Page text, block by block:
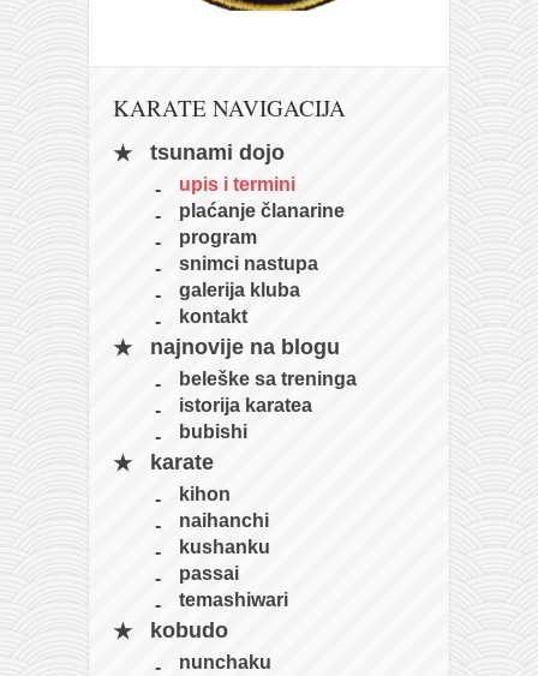
KARATE NAVIGACIJA
tsunami dojo
upis i termini
plaćanje članarine
program
snimci nastupa
galerija kluba
kontakt
najnovije na blogu
beleške sa treninga
istorija karatea
bubishi
karate
kihon
naihanchi
kushanku
passai
temashiwari
kobudo
nunchaku